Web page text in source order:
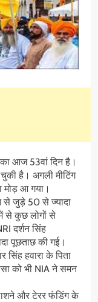
आज 53वां दिन है।
है। अगली मीटिंग
मोड़ आ गया।
से जुड़े 50 से ज्यादा
से कुछ लोगों से
दर्शन सिंह
पूछताछ की गई।
सिंह हवारा के पिता
को भी NIA ने समन
और टेरर फंडिंग के